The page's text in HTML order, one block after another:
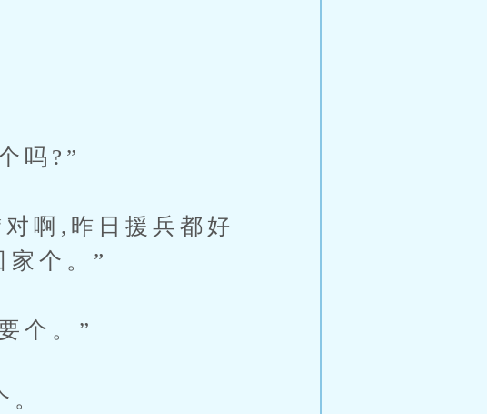
吗?”
啊,昨日援兵都好
个。”
个。”